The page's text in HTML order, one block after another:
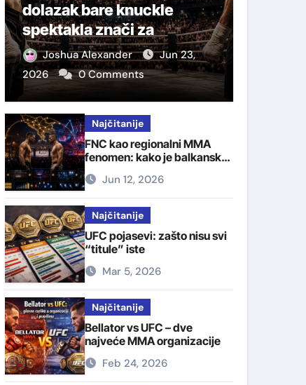
dolazak bare knuckle
spektakla znači za
borilačku scenu Srbije
Joshua Alexander
Jun 23,
2026
0 Comments
Najčitanije
FNC kao regionalni MMA
fenomen: kako je balkanska
organizacija izgradila svoju
publikuJun 12, 2026
Najčitanije
UFC pojasevi: zašto nisu svi
“titule” iste
Mar 5, 2026
Najčitanije
Bellator vs UFC – dve
najveće MMA organizacije
Feb 24, 2026